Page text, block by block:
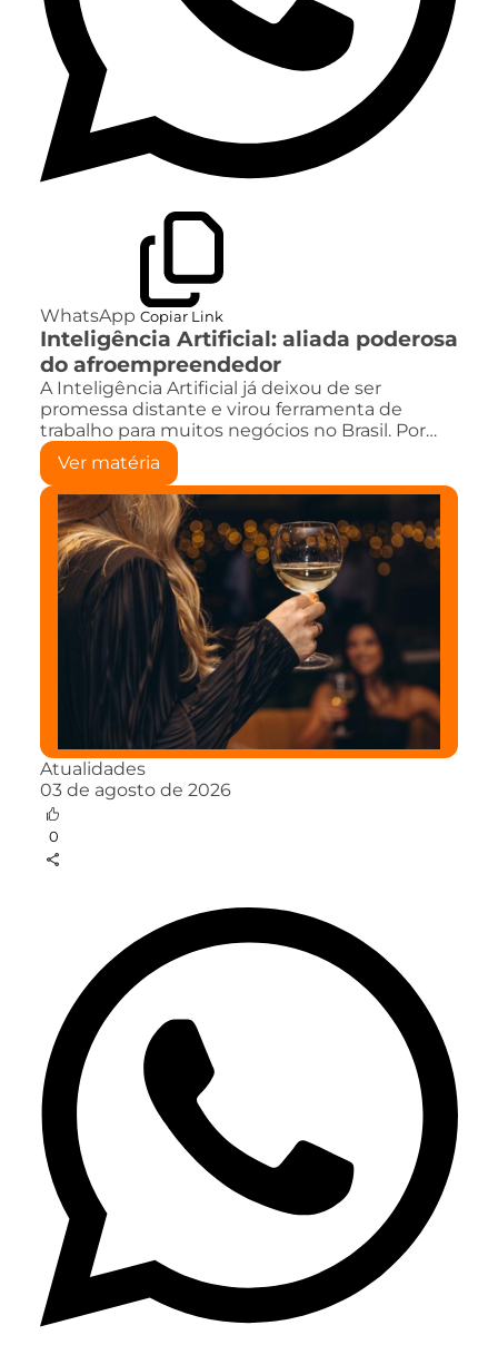
WhatsApp Copiar Link
Inteligência Artificial: aliada poderosa
do afroempreendedor
A Inteligência Artificial já deixou de ser
promessa distante e virou ferramenta de
trabalho para muitos negócios no Brasil. Por…
Ver matéria
Atualidades
03 de agosto de 2026
0